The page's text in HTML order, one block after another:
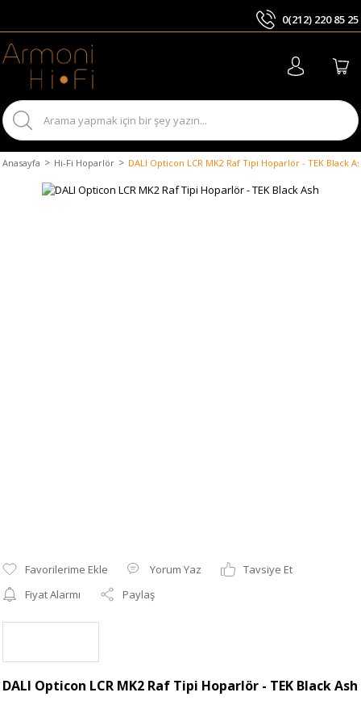
0(212) 220 85 25
Anasayfa Hi-Fi Hoparlör DALI Opticon LCR MK2 Raf Tipi Hoparlör - TEK Black
Yorum Yaz
Tavsiye Et
Fiyat Alarmı
Paylaş
DALI Opticon LCR MK2 Raf Tipi Hoparlör - TEK Black Ash